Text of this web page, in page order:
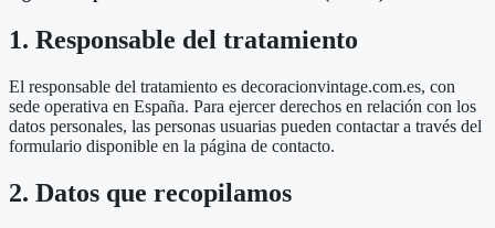
1. Responsable del tratamiento
El responsable del tratamiento es decoracionvintage.com.es, con
sede operativa en España. Para ejercer derechos en relación con los
datos personales, las personas usuarias pueden contactar a través del
formulario disponible en la página de contacto.
2. Datos que recopilamos